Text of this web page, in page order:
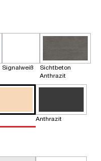
Signalweiß
Sichtbeton
Anthrazit
Anthrazit